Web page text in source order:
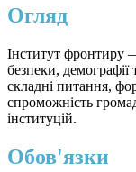
Огляд
Інститут фронтиру
безпеки,
складні питання,
спроможність
інституцій.
Обов'язки